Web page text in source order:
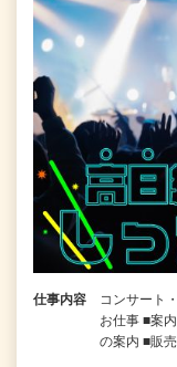
仕事内容
コンサート
お仕事 ■案
の案内 ■販